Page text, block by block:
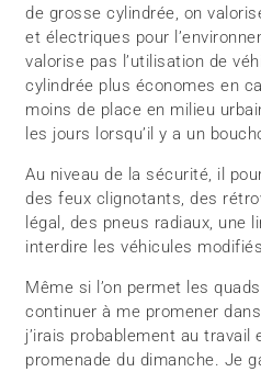
de grosse cylindrée, on
et électriques pour
valorise pas l’utilisation de
cylindrée plus économes en
moins de place en milieu
les jours lorsqu’il y a un
Au niveau de la sécurité, il
des feux clignotants, des
légal, des pneus radiaux, une
interdire les véhicules modifiés.
Même si l’on permet les
continuer à me promener
j’irais probablement au travail
promenade du dimanche. Je